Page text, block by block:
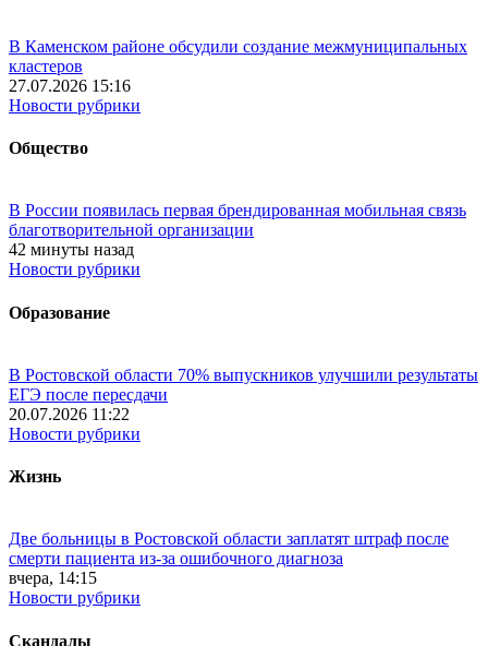
В Каменском районе обсудили создание межмуниципальных
кластеров
27.07.2026 15:16
Новости рубрики
Общество
В России появилась первая брендированная мобильная связь
благотворительной организации
42 минуты назад
Новости рубрики
Образование
В Ростовской области 70% выпускников улучшили результаты
ЕГЭ после пересдачи
20.07.2026 11:22
Новости рубрики
Жизнь
Две больницы в Ростовской области заплатят штраф после
смерти пациента из-за ошибочного диагноза
вчера, 14:15
Новости рубрики
Скандалы